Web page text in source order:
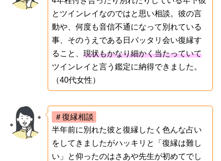
とツインレイなのではと思い相談。彼の言
動や、何度も音信不通になって別れている
事、そのうえである日バッタリ会い復縁す
ること、 現状もかなり細かく当たっていて
ツインレイと言う鑑定に納得できました。
（40代女性）
＃復縁相談
半年前に別れた彼と復縁したく色んな占い
をしてきましたがハッキリと「復縁は難し
い」と仰ったのはさあや先生が初めてでし